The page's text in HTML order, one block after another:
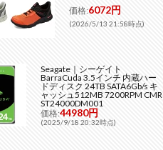
価格:6072円
(2026/5/13 21:58時点)
Seagate｜シーゲイト
BarraCuda 3.5インチ 内蔵ハー
ドディスク 24TB SATA6Gb/s キ
ャッシュ512MB 7200RPM CMR
ST24000DM001
価格:44980円
(2025/9/18 20:32時点)